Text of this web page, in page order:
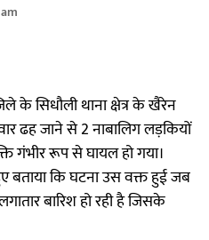
के सिधौली थाना क्षेत्र के खैरेन
ढह जाने से 2 नाबालिग लड़कियों
गंभीर रूप से घायल हो गया।
बताया कि घटना उस वक्त हुई जब
बारिश हो रही है जिसके